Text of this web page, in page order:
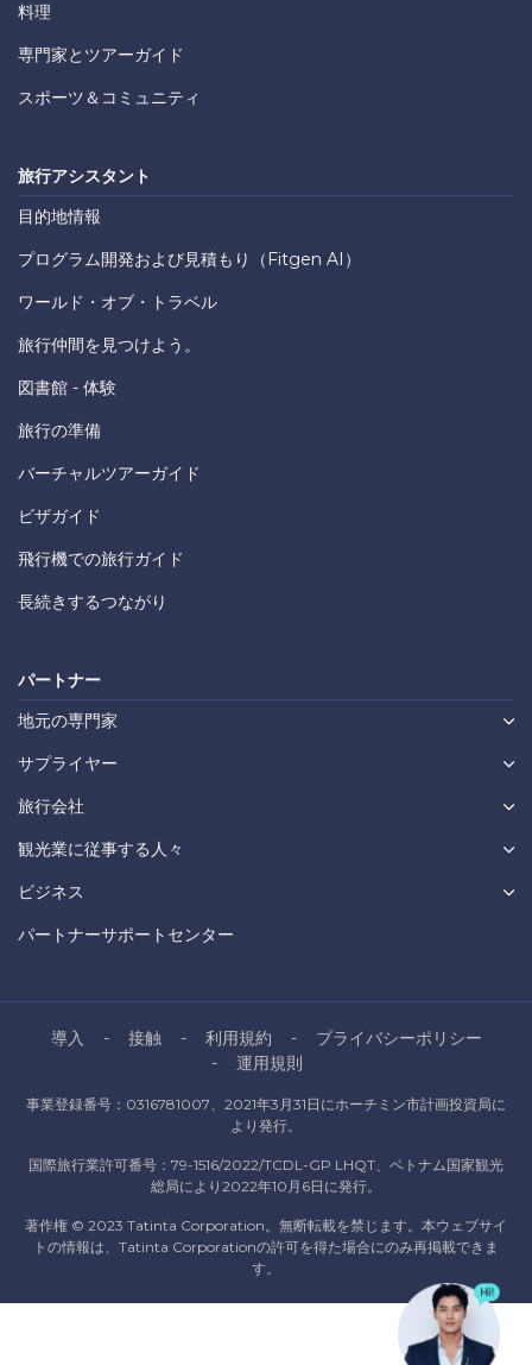
料理
専門家とツアーガイド
スポーツ＆コミュニティ
旅行アシスタント
目的地情報
プログラム開発および見積もり（Fitgen AI）
ワールド・オブ・トラベル
旅行仲間を見つけよう。
図書館 - 体験
旅行の準備
バーチャルツアーガイド
ビザガイド
飛行機での旅行ガイド
長続きするつながり
パートナー
地元の専門家
サプライヤー
旅行会社
観光業に従事する人々
ビジネス
パートナーサポートセンター
導入 接触 利用規約
プライバシーポリシー
運用規則
事業登録番号：0316781007、2021年3月31日にホーチミン市計画投資局に
より発行。
国際旅行業許可番号：79-1516/2022/TCDL-GP LHQT、ベトナム国家観光
総局により2022年10月6日に発行。
著作権 © 2023 Tatinta Corporation。無断転載を禁じます。本ウェブサイ
トの情報は、Tatinta Corporationの許可を得た場合にのみ再掲載できま
す。